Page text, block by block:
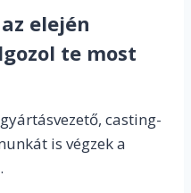
elején
te most
casting-
is végzek a